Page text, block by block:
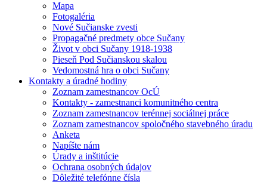
Mapa
Fotogaléria
Nové Sučianske zvesti
Propagačné predmety obce Sučany
Život v obci Sučany 1918-1938
Pieseň Pod Sučianskou skalou
Vedomostná hra o obci Sučany
Kontakty a úradné hodiny
Zoznam zamestnancov OcÚ
Kontakty - zamestnanci komunitného centra
Zoznam zamestnancov terénnej sociálnej práce
Zoznam zamestnancov spoločného stavebného úradu
Anketa
Napíšte nám
Úrady a inštitúcie
Ochrana osobných údajov
Dôležité telefónne čísla